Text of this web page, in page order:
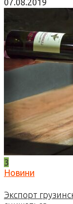
3
Новини
Экспорт